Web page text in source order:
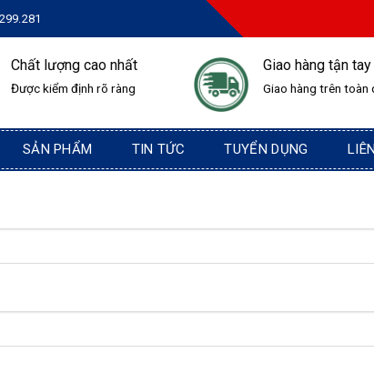
Chất lượng cao nhất
Được kiểm định rõ ràng
Giao hàng tận tay
Giao hàng trên toàn
SẢN PHẨM TIN TỨC TUYỂN DỤNG